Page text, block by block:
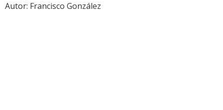
Autor: Francisco González